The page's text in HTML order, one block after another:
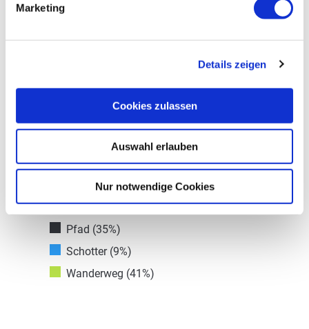
Marketing
Details zeigen
Cookies zulassen
Auswahl erlauben
Nur notwendige Cookies
Asphalt (3%)
Straße (13%)
Pfad (35%)
Schotter (9%)
Wanderweg (41%)